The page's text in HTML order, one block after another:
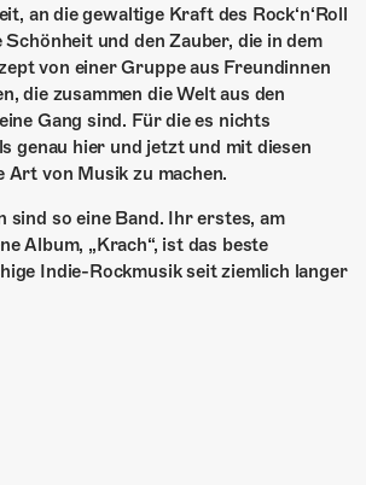
an die gewaltige Kraft des Rock‘n‘Roll
und den Zauber, die in dem
von einer Gruppe aus Freundinnen
die zusammen die Welt aus den
Gang sind. Für die es nichts
genau hier und jetzt und mit diesen
Art von Musik zu machen.
sind so eine Band. Ihr erstes, am
Album, „Krach“, ist das beste
Indie-Rockmusik seit ziemlich langer